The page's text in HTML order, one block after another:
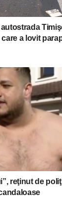
a lovit
reţinut de